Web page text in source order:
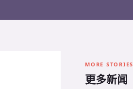
MORE STORIES
更多新闻